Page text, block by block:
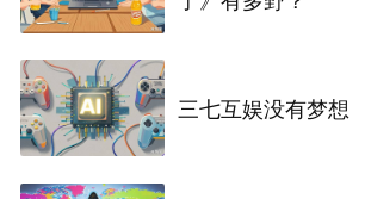
三七互娱没有梦想